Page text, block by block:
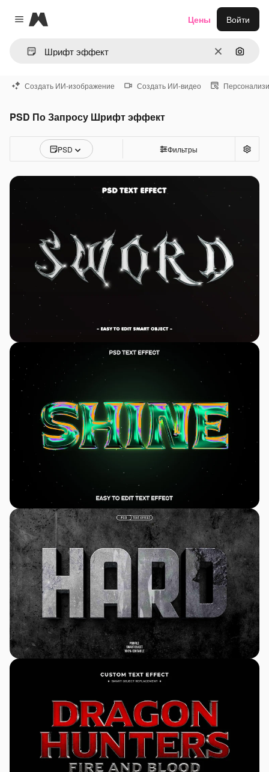
Close menu
Magnific
ОчиститьПоиск
Цены Войти
Создать ИИ-изображение Создать ИИ-видео
PSD По Запросу Шрифт эффект
PSD Фильтры